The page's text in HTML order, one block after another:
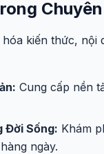
kiến thức,
Cung cấp nền
Đời Sống: Khám
ngày.